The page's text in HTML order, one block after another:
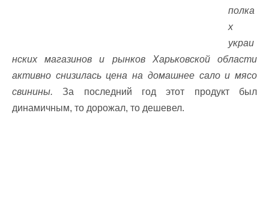
полка
х
украи
нских магазинов и рынков Харьковской области
активно снизилась цена на домашнее сало и мясо
свинины.За последний год этот продукт был
динамичным, то дорожал, то дешевел.